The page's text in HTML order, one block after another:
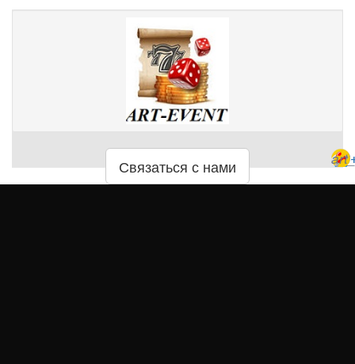
Связаться с нами